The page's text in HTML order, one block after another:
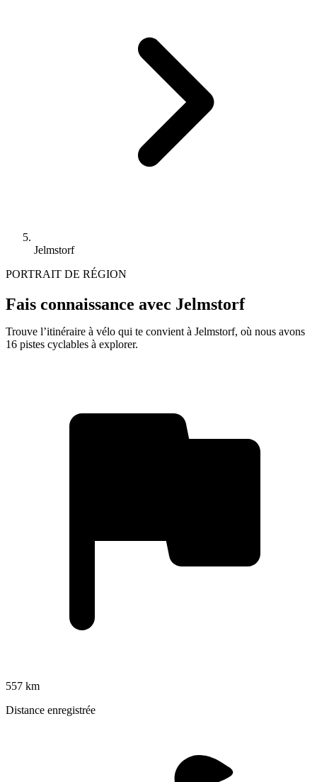
Jelmstorf
PORTRAIT DE RÉGION
Fais connaissance avec Jelmstorf
Trouve l’itinéraire à vélo qui te convient à Jelmstorf, où nous avons
16 pistes cyclables à explorer.
557 km
Distance enregistrée